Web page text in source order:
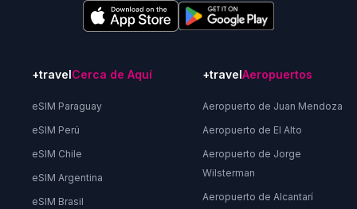
+travelCerca de Aquí
eSIM Paraguay
eSIM Perú
eSIM Chile
eSIM Argentina
eSIM Brasil
+travelAeropuertos
Aeropuerto de Juan Mendoza
Aeropuerto de El Alto
Aeropuerto de Jorge
Wilsterman
Aeropuerto de Alcantarí